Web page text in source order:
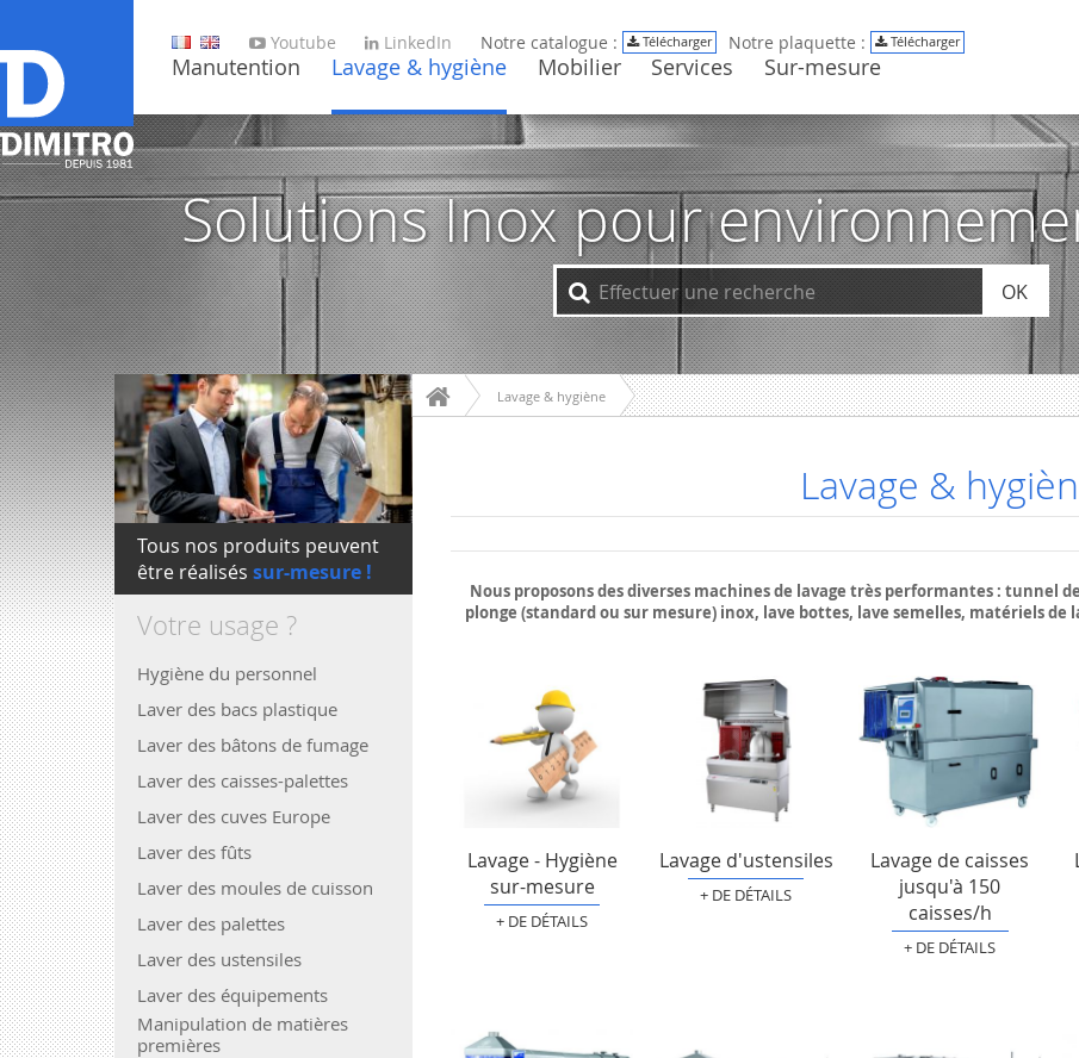
Youtube LinkedIn Notre catalogue : Télécharger Notre plaquette : Télécharger
Manutention Lavage & hygiène Mobilier Services Sur-mesure
Solutions Inox pour
OK
Tous nos produits peuvent
être réaliséssur-mesure !
Votre usage ?
Hygiène du personnel
Laver des bacs plastique
Laver des bâtons de fumage
Laver des caisses-palettes
Laver des cuves Europe
Laver des fûts
Laver des moules de cuisson
Laver des palettes
Laver des ustensiles
Laver des équipements
Manipulation de matières
premières
Lavage & hygiène
Lavage &
Nous proposons des diverses machines de lavage très performantes : tunnel
plonge (standard ou sur mesure) inox, lave bottes, lave semelles, matériels
Lavage - Hygiène
sur-mesure
+ DE DÉTAILS
Lavage d'ustensiles
+ DE DÉTAILS
Lavage de caisses
jusqu'à 150
caisses/h
+ DE DÉTAILS